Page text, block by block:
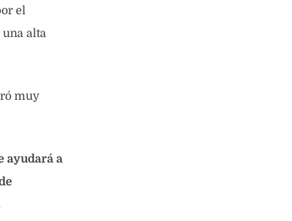
el
alta
muy
ayudará a